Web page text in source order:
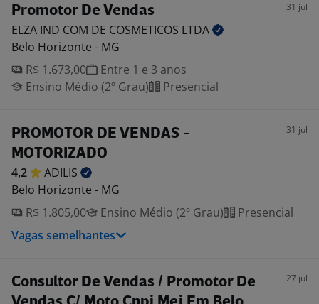
Promotor De Vendas 31 jul
ELZA IND COM DE COSMETICOS LTDA
Belo Horizonte - MG
R$ 1.673,00
Entre 1 e 3 anos
Ensino Médio (2º Grau)
Presencial
PROMOTOR DE VENDAS -
MOTORIZADO
31 jul
4,2
ADILIS
Belo Horizonte - MG
R$ 1.805,00
Ensino Médio (2º Grau)
Presencial
Vagas semelhantes
Consultor De Vendas / Promotor De
27 jul